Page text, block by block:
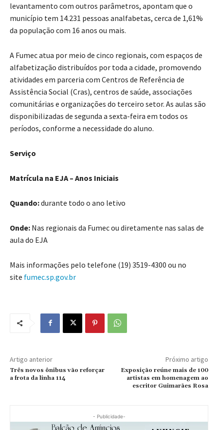
levantamento com outros parâmetros, apontam que o
município tem 14.231 pessoas analfabetas, cerca de 1,61%
da população com 16 anos ou mais.
A Fumec atua por meio de cinco regionais, com espaços de
alfabetização distribuídos por toda a cidade, promovendo
atividades em parceria com Centros de Referência de
Assistência Social (Cras), centros de saúde, associações
comunitárias e organizações do terceiro setor. As aulas são
disponibilizadas de segunda a sexta-feira em todos os
períodos, conforme a necessidade do aluno.
Serviço
Matrícula na EJA – Anos Iniciais
Quando:durante todo o ano letivo
Onde: Nas regionais da Fumec ou diretamente nas salas de
aula do EJA
Mais informações pelo telefone (19) 3519-4300 ou no
site fumec.sp.gov.br
Artigo anterior
Três novos ônibus vão reforçar
a frota da linha 114
Próximo artigo
Exposição reúne mais de 100
artistas em homenagem ao
escritor Guimarães Rosa
- Publicidade-